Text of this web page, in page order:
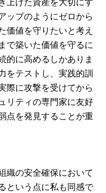
上げた資産を大切にす
ップのようにゼロから
価値を守りたいと考え
で築いた価値を守るに
的に高めるしかありま
をテストし、実践的訓
際に攻撃を受けてから
リティの専門家に友好
点を発見することが重
織の安全確保において
という点に私も同感で